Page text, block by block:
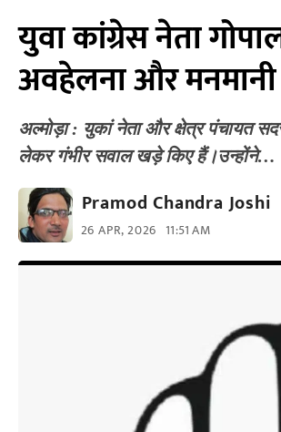
युवा कांग्रेस नेता
अवहेलना और
अल्मोड़ा : युकां नेता और क्षेत्र पंचायत
लेकर गंभीर सवाल खड़े किए हैं।उन्होंने…
Pramod Chandra Joshi
26 APR, 2026 11:51 AM